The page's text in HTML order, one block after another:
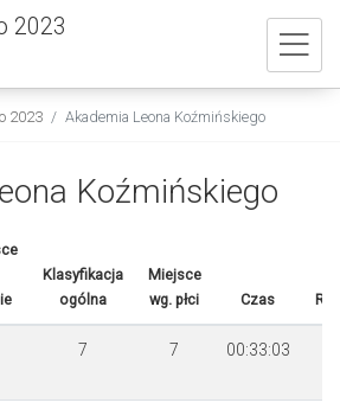
2023
2023 Akademia Leona Koźmińskiego
Koźmińskiego
Klasyfikacja
ogólna
Miejsce
wg. płci
Czas
7 7 00:33:03